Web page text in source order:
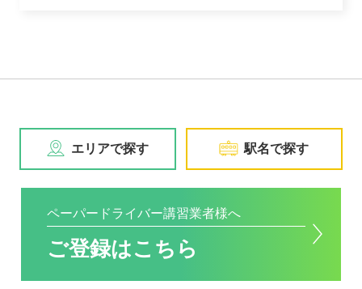
エリアで探す 駅名で探す
ペーパードライバー講習業者様へ
ご登録はこちら